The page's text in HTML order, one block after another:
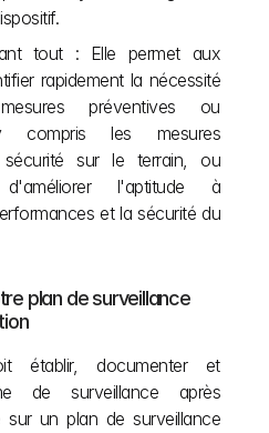
tout : Elle permet aux
rapidement la nécessité
préventives ou
compris les mesures
sur le terrain, ou
l'aptitude à
et la sécurité du
plan de surveillance
établir, documenter et
de surveillance après
sur un plan de surveillance